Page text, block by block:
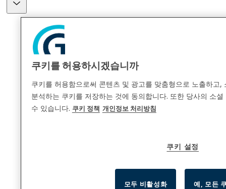
쿠키를 허용하시겠습니까
쿠키를 허용함으로써 콘텐츠 및 광고를 맞춤형으로 노출하고
분석하는 쿠키를 저장하는 것에 동의합니다. 또한 당사의 소
수 있습니다. 쿠키 정책 개인정보 처리방침
쿠키 설정
모두 비활성화 예, 모든